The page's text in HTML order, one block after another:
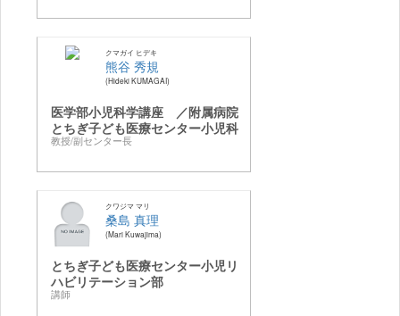
クマガイ ヒデキ
熊谷 秀規
Hideki KUMAGAI
医学部小児科学講座 ／附属病院
とちぎ子ども医療センター小児科
教授/副センター長
クワジマ マリ
桑島 真理
Mari Kuwajima
とちぎ子ども医療センター小児リ
ハビリテーション部
講師